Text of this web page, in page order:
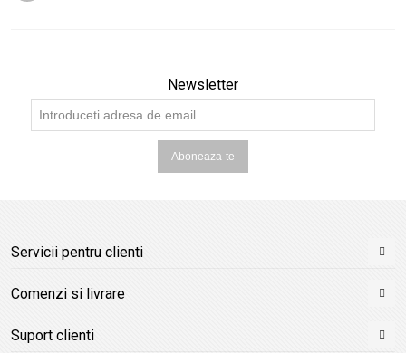
Newsletter
Aboneaza-te
Servicii pentru clienti
Comenzi si livrare
Suport clienti